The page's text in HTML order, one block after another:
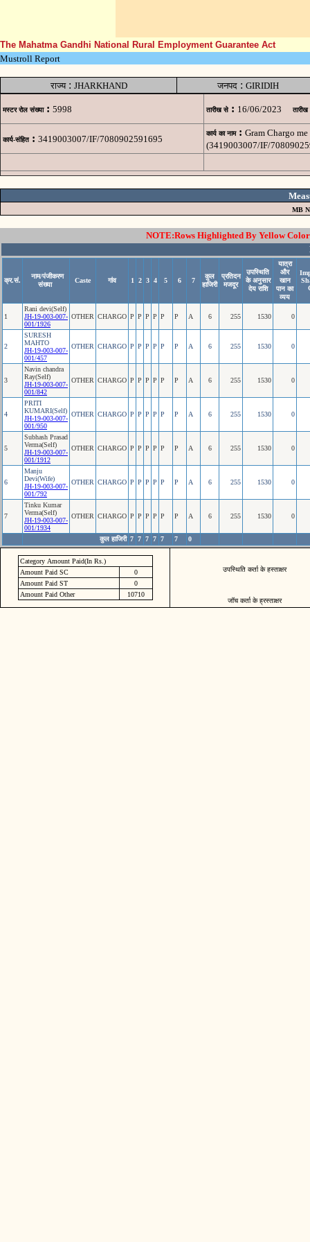
The Mahatma Gandhi National Rural Employment Guarantee Act
Mustroll Report
राज्य: JHARKHAND जनपद : GIRIDIH
मस्टर रोल संख्या : 5998 तारीख से : 16/06/2023 तारीख
कार्य-संहित : 3419003007/IF/7080902591695
कार्य का नाम : Gram Chargo
(3419003007/IF/
MB
NOTE:Rows Highlighted By Yellow
क्र.सं.
नाम/पंजीकरण
संख्या
Caste गांव 1 2 3 4 5 6 7
कुल
हाजिरी
प्रतिदन
मजदूर
उपस्थिति
के अनुसार
देय राशि
यात्रा
और
खान
पान का
व्यय
1
Rani devi(Self)
JH-19-003-007-
001/1926
OTHER CHARGO P P P P P P A 6 255 1530 0
2
SURESH
MAHTO
JH-19-003-007-
001/457
OTHER CHARGO P P P P P P A 6 255 1530 0
3
Navin chandra
Ray(Self)
JH-19-003-007-
001/842
OTHER CHARGO P P P P P P A 6 255 1530 0
4
PRITI
KUMARI(Self)
JH-19-003-007-
001/950
OTHER CHARGO P P P P P P A 6 255 1530 0
5
Subhash Prasad
Verma(Self)
JH-19-003-007-
001/1912
OTHER CHARGO P P P P P P A 6 255 1530 0
6
Manju
Devi(Wife)
JH-19-003-007-
001/792
OTHER CHARGO P P P P P P A 6 255 1530 0
7
Tinku Kumar
Verma(Self)
JH-19-003-007-
001/1934
OTHER CHARGO P P P P P P A 6 255 1530 0
कुल हाजिरी 7 7 7 7 7 7 0
Category Amount Paid(In Rs.)
Amount Paid SC
0
Amount Paid ST
0
Amount Paid Other
10710
उपस्थिति कर्ता के हस्ताक्षर
जॉच कर्ता के ह्रस्ताक्षर